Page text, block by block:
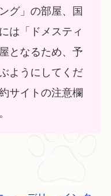
グ」の部屋、国
は「ドメスティ
となるため、予
ようにしてくだ
サイトの注意欄